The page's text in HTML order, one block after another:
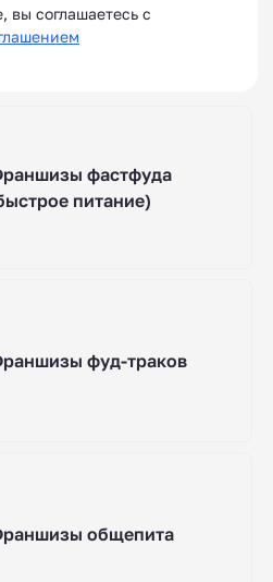
вы соглашаетесь с
фастфуда
питание)
фуд-траков
общепита